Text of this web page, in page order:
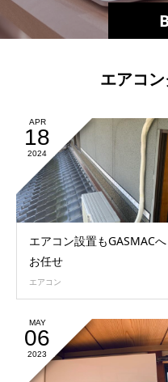
エアコ
APR
18
2024
エアコン設置もGASMACへ
お任せ
エアコン
MAY
06
2023